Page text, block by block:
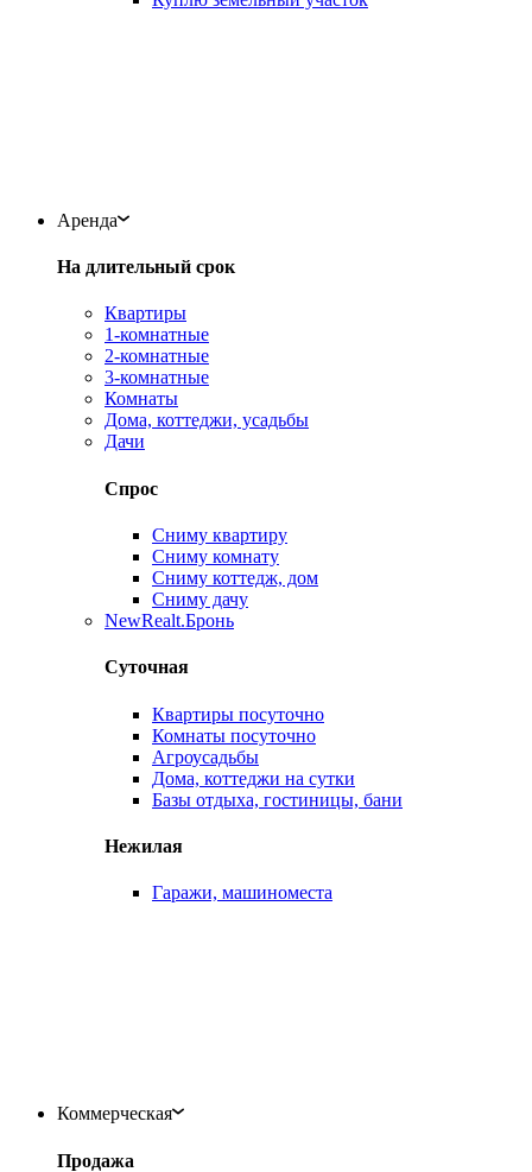
Аренда
На длительный срок
Квартиры
1-комнатные
2-комнатные
3-комнатные
Комнаты
Дома, коттеджи, усадьбы
Дачи
Спрос
Сниму квартиру
Сниму комнату
Сниму коттедж, дом
Сниму дачу
NewRealt.Бронь
Суточная
Квартиры посуточно
Комнаты посуточно
Агроусадьбы
Дома, коттеджи на сутки
Базы отдыха, гостиницы, бани
Нежилая
Гаражи, машиноместа
Коммерческая
Продажа